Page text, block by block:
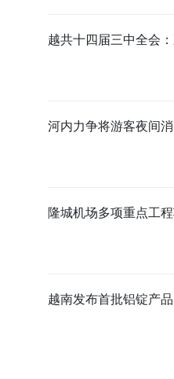
越共十四届三中全会
河内力争将游客夜间
隆城机场多项重点工
越南发布首批铝锭产品